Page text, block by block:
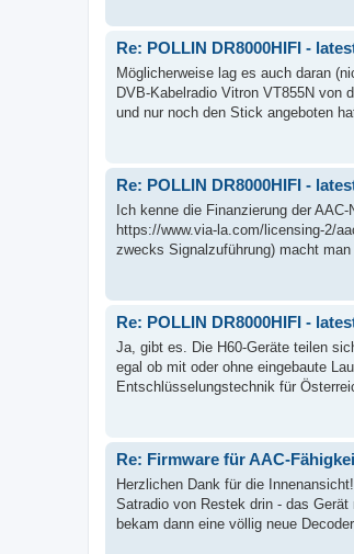
Re: POLLIN DR8000HIFI -
Möglicherweise lag es auch daran
DVB-Kabelradio Vitron VT855N von
und nur noch den Stick angeboten
Re: POLLIN DR8000HIFI -
Ich kenne die Finanzierung der
https://www.via-la.com/licensing-2/
zwecks Signalzuführung) macht
Re: POLLIN DR8000HIFI -
Ja, gibt es. Die H60-Geräte teilen
egal ob mit oder ohne eingebaute
Entschlüsselungstechnik für
Re: Firmware für AAC-
Herzlichen Dank für die
Satradio von Restek drin - das
bekam dann eine völlig neue